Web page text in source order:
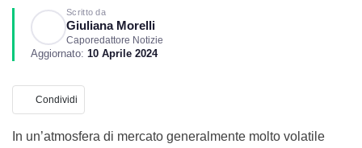
Scritto da
Giuliana Morelli
Caporedattore Notizie
Aggiornato: 10 Aprile 2024
Condividi
In un’atmosfera di mercato generalmente molto volatile